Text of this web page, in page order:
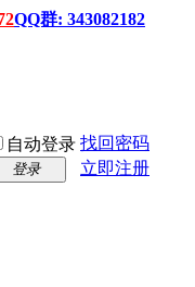
QQ群: 343082182
自动登录 找回密码
登录
立即注册